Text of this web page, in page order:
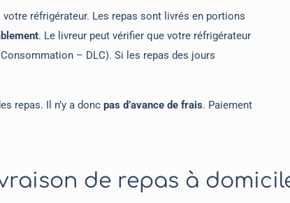
réfrigérateur. Les repas sont livrés en portions
. Le livreur peut vérifier que votre réfrigérateur
– DLC). Si les repas des jours
repas. Il n’y a donc pas d’avance de frais. Paiement
de repas à